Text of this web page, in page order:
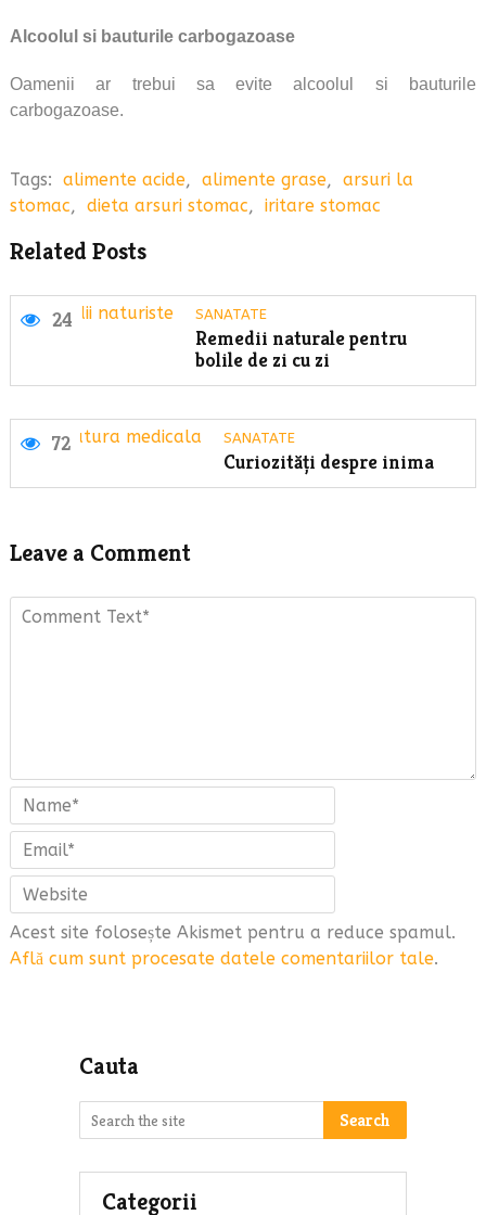
Alcoolul si bauturile carbogazoase
Oamenii ar trebui sa evite alcoolul si bauturile
carbogazoase.
Tags: alimente acide, alimente grase, arsuri la
stomac, dieta arsuri stomac, iritare stomac
Related Posts
24 SANATATE
Remedii naturale pentru
bolile de zi cu zi
72 SANATATE
Curiozități despre inima
Leave a Comment
Acest site folosește Akismet pentru a reduce spamul.
Află cum sunt procesate datele comentariilor tale.
Cauta
Search
Categorii